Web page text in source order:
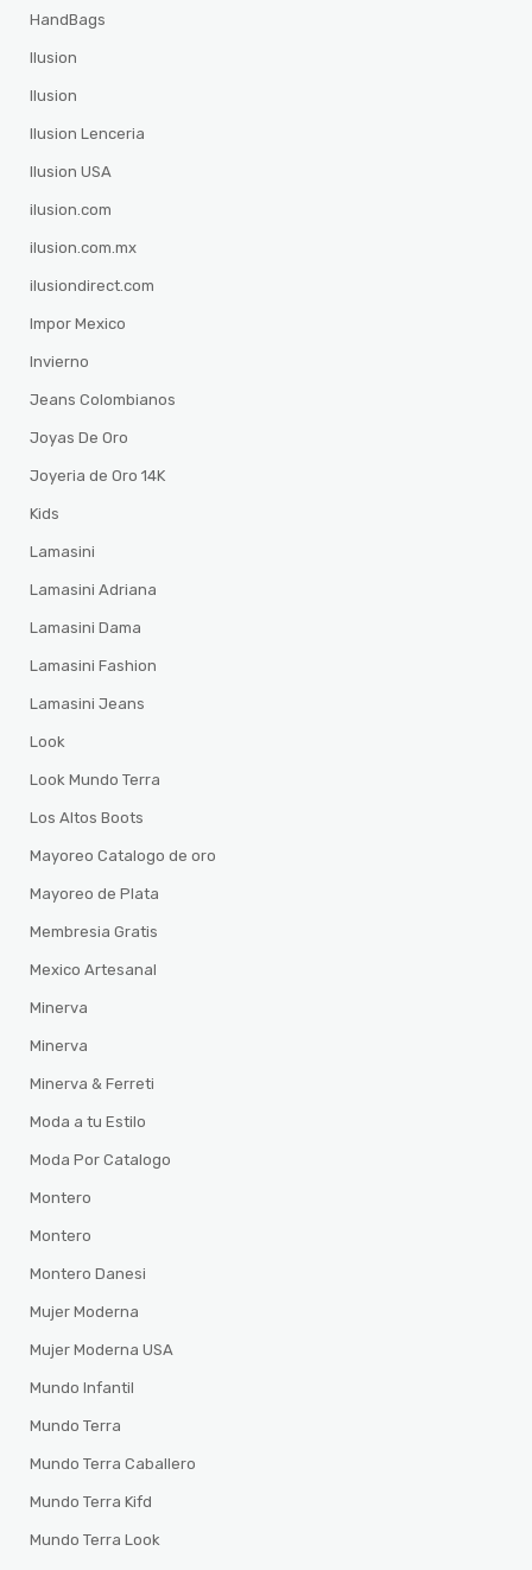
HandBags
Ilusion
Ilusion
Ilusion Lenceria
Ilusion USA
ilusion.com
ilusion.com.mx
ilusiondirect.com
Impor Mexico
Invierno
Jeans Colombianos
Joyas De Oro
Joyeria de Oro 14K
Kids
Lamasini
Lamasini Adriana
Lamasini Dama
Lamasini Fashion
Lamasini Jeans
Look
Look Mundo Terra
Los Altos Boots
Mayoreo Catalogo de oro
Mayoreo de Plata
Membresia Gratis
Mexico Artesanal
Minerva
Minerva
Minerva & Ferreti
Moda a tu Estilo
Moda Por Catalogo
Montero
Montero
Montero Danesi
Mujer Moderna
Mujer Moderna USA
Mundo Infantil
Mundo Terra
Mundo Terra Caballero
Mundo Terra Kifd
Mundo Terra Look